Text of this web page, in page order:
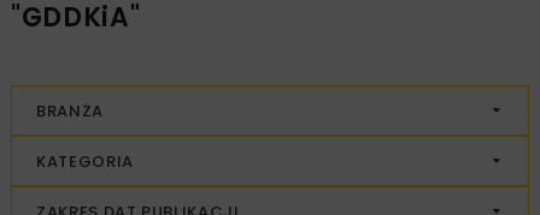
"GDDKiA"
BRANŻA
KATEGORIA